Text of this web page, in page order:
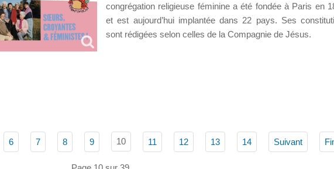
congrégation religieuse féminine a été fondée à Paris en
et est aujourd’hui implantée dans 22 pays. Ses
sont rédigées selon celles de la Compagnie de Jésus.
6 7 8 9 10 11 12 13 14 Suivant